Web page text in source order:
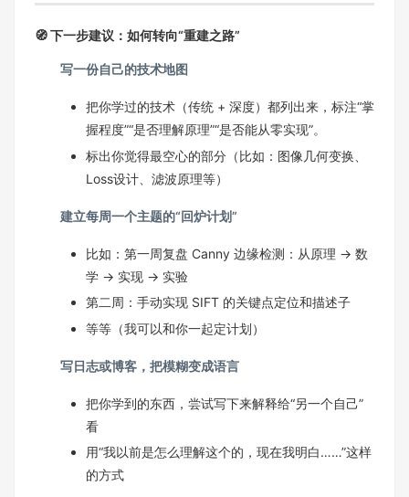
🧭 下一步建议：如何转向“重建之路”
写一份自己的技术地图
把你学过的技术（传统 + 深度）都列出来，标注“掌
握程度”“是否理解原理”“是否能从零实现”。
标出你觉得最空心的部分（比如：图像几何变换、
Loss设计、滤波原理等）
建立每周一个主题的“回炉计划”
比如：第一周复盘 Canny 边缘检测：从原理 → 数
学 → 实现 → 实验
第二周：手动实现 SIFT 的关键点定位和描述子
等等（我可以和你一起定计划）
写日志或博客，把模糊变成语言
把你学到的东西，尝试写下来解释给“另一个自己”
看
用“我以前是怎么理解这个的，现在我明白……”这样
的方式